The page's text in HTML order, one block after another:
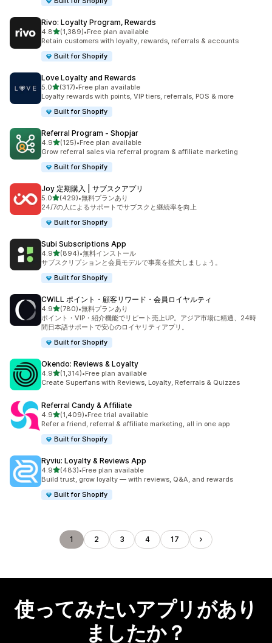
Rivo: Loyalty Program, Rewards
4.85つ星中
(1,389)
合計レビュー数：1389件
•Free plan available
Retain customers with loyalty, rewards, referrals & accounts
Built for Shopify
Love Loyalty and Rewards
5.05つ星中
(317)
合計レビュー数：317件
•Free plan available
Loyalty rewards with points, VIP tiers, referrals, POS & more
Built for Shopify
Referral Program ‑ Shopjar
4.95つ星中
(125)
合計レビュー数：125件
•Free plan available
Grow referral sales via referral program & affiliate marketing
Built for Shopify
Joy 定期購入 | サブスクアプリ
5.05つ星中
(429)
合計レビュー数：429件
•無料プランあり
24/7の人によるサポートでサブスクと継続率を向上
Built for Shopify
Subi Subscriptions App
4.95つ星中
(894)
合計レビュー数：894件
•無料インストール
サブスクリプションと会員モデルで事業を拡大しましょう。
Built for Shopify
CWILL ポイント・顧客リワード・会員ロイヤルティ
4.95つ星中
(780)
合計レビュー数：780件
•無料プランあり
ポイント・VIP・紹介機能でリピート売上UP。アジア市場に精通、24時
間日本語サポートで安心のロイヤリティアプリ。
Built for Shopify
Okendo: Reviews & Loyalty
4.95つ星中
(1,314)
合計レビュー数：1314件
•Free plan available
Create Superfans with Reviews, Loyalty, Referrals & Quizzes
Referral Candy & Affiliate
4.95つ星中
(1,409)
合計レビュー数：1409件
•Free trial available
Refer a friend, referral & affiliate marketing, all in one app
Built for Shopify
Ryviu: Loyalty & Reviews App
4.95つ星中
(483)
合計レビュー数：483件
•Free plan available
Build trust, grow loyalty — with reviews, Q&A, and rewards
Built for Shopify
1 2 3 4 17
使ってみたいアプリがあり
ましたか？